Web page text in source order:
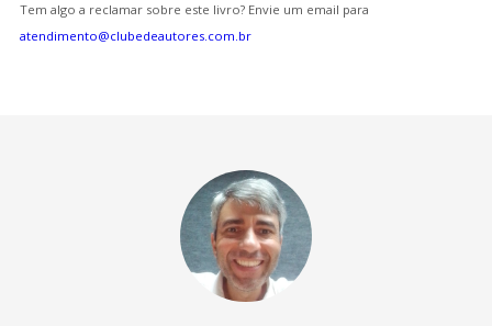
Tem algo a reclamar sobre este livro? Envie um email para
atendimento@clubedeautores.com.br